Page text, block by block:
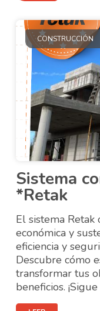
CONSTRUCCIÓN
Sistema
*Retak
El sistema Retak
económica y
eficiencia y
Descubre cómo
transformar tus
beneficios.